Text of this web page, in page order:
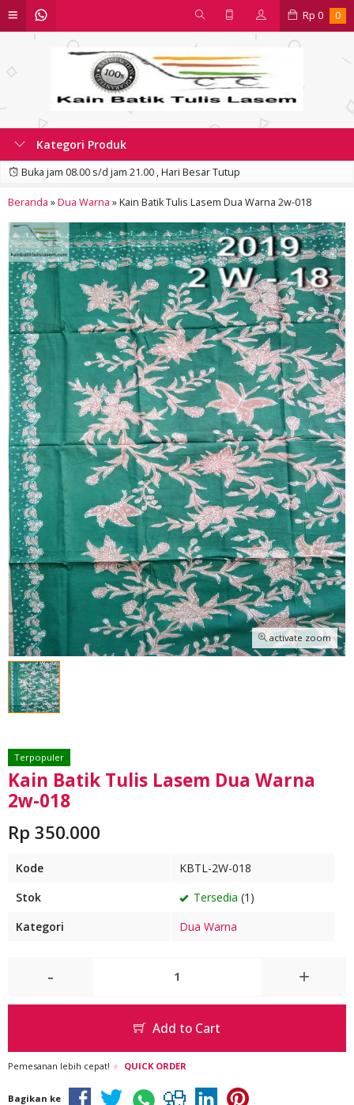
Rp 0 0
Kategori Produk
Buka jam 08.00 s/d jam 21.00 , Hari Besar Tutup
Beranda »Dua Warna »Kain Batik Tulis Lasem Dua Warna 2w-018
activate zoom
Terpopuler
Kain Batik Tulis Lasem Dua Warna
2w-018
Rp 350.000
Kode
KBTL-2W-018
Stok
Tersedia (1)
Kategori
Dua Warna
- +
Add to Cart
Pemesanan lebih cepat! QUICK ORDER
Bagikan ke